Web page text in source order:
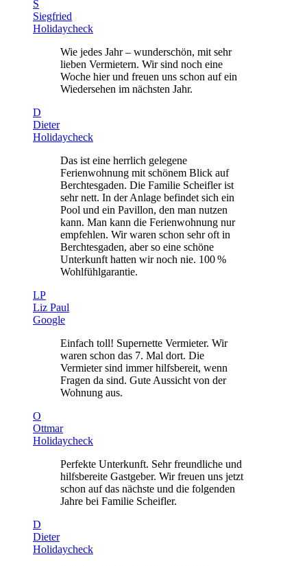
S
Siegfried
Holidaycheck
Wie jedes Jahr – wunderschön, mit sehr
lieben Vermietern. Wir sind noch eine
Woche hier und freuen uns schon auf ein
Wiedersehen im nächsten Jahr.
D
Dieter
Holidaycheck
Das ist eine herrlich gelegene
Ferienwohnung mit schönem Blick auf
Berchtesgaden. Die Familie Scheifler ist
sehr nett. In der Anlage befindet sich ein
Pool und ein Pavillon, den man nutzen
kann. Man kann die Ferienwohnung nur
empfehlen. Wir waren schon sehr oft in
Berchtesgaden, aber so eine schöne
Unterkunft hatten wir noch nie. 100 %
Wohlfühlgarantie.
LP
Liz Paul
Google
Einfach toll! Supernette Vermieter. Wir
waren schon das 7. Mal dort. Die
Vermieter sind immer hilfsbereit, wenn
Fragen da sind. Gute Aussicht von der
Wohnung aus.
O
Ottmar
Holidaycheck
Perfekte Unterkunft. Sehr freundliche und
hilfsbereite Gastgeber. Wir freuen uns jetzt
schon auf das nächste und die folgenden
Jahre bei Familie Scheifler.
D
Dieter
Holidaycheck